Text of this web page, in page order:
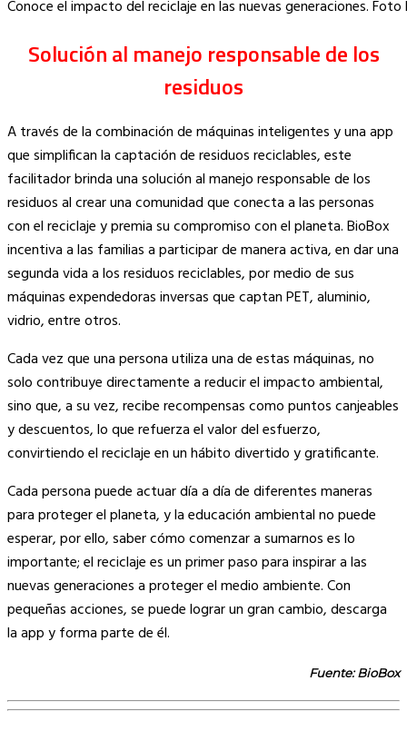
Conoce el impacto del reciclaje en las nuevas generaciones. Foto
Solución al manejo responsable de los
residuos
A través de la combinación de máquinas inteligentes y una app
que simplifican la captación de residuos reciclables, este
facilitador brinda una solución al manejo responsable de los
residuos al crear una comunidad que conecta a las personas
con el reciclaje y premia su compromiso con el planeta. BioBox
incentiva a las familias a participar de manera activa, en dar una
segunda vida a los residuos reciclables, por medio de sus
máquinas expendedoras inversas que captan PET, aluminio,
vidrio, entre otros.
Cada vez que una persona utiliza una de estas máquinas, no
solo contribuye directamente a reducir el impacto ambiental,
sino que, a su vez, recibe recompensas como puntos canjeables
y descuentos, lo que refuerza el valor del esfuerzo,
convirtiendo el reciclaje en un hábito divertido y gratificante.
Cada persona puede actuar día a día de diferentes maneras
para proteger el planeta, y la educación ambiental no puede
esperar, por ello, saber cómo comenzar a sumarnos es lo
importante; el reciclaje es un primer paso para inspirar a las
nuevas generaciones a proteger el medio ambiente. Con
pequeñas acciones, se puede lograr un gran cambio, descarga
la app y forma parte de él.
Fuente: BioBox